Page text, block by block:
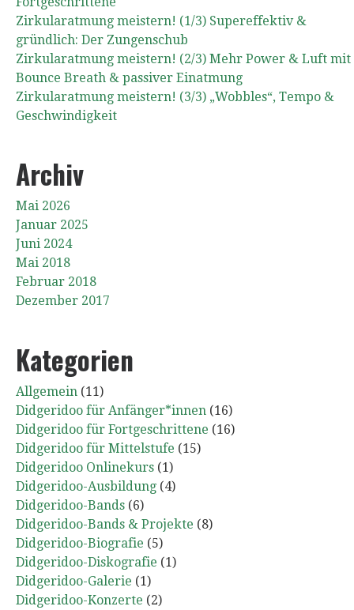
Zirkularatmung meistern! (1/3) Supereffektiv &
gründlich: Der Zungenschub
Zirkularatmung meistern! (2/3) Mehr Power & Luft mit
Bounce Breath & passiver Einatmung
Zirkularatmung meistern! (3/3) „Wobbles“, Tempo &
Geschwindigkeit
Archiv
Mai 2026
Januar 2025
Juni 2024
Mai 2018
Februar 2018
Dezember 2017
Kategorien
Allgemein (11)
Didgeridoo für Anfänger*innen (16)
Didgeridoo für Fortgeschrittene (16)
Didgeridoo für Mittelstufe (15)
Didgeridoo Onlinekurs (1)
Didgeridoo-Ausbildung (4)
Didgeridoo-Bands (6)
Didgeridoo-Bands & Projekte (8)
Didgeridoo-Biografie (5)
Didgeridoo-Diskografie (1)
Didgeridoo-Galerie (1)
Didgeridoo-Konzerte (2)